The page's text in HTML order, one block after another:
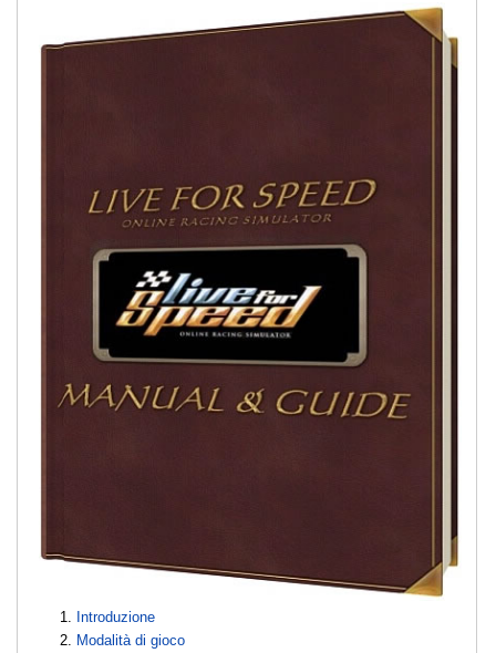
Introduzione
Modalità di gioco